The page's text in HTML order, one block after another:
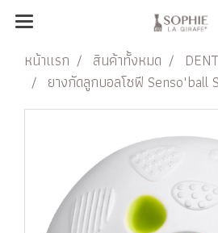
หน้าแรก สินค้าทั้งหมด
ยางกัดลูกบอลโซฟี Senso'ball